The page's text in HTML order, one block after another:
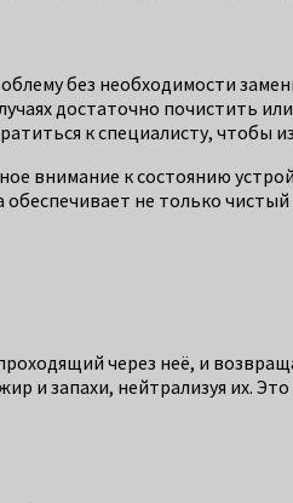
без необходимости
достаточно почистить
к специалисту, чтобы
внимание к состоянию
не только чистый
через неё, и
и запахи, нейтрализуя их.